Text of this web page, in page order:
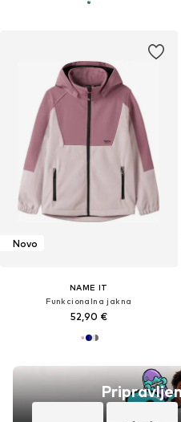
Novo
NAME IT
Funkcionalna jakna
52,90 €